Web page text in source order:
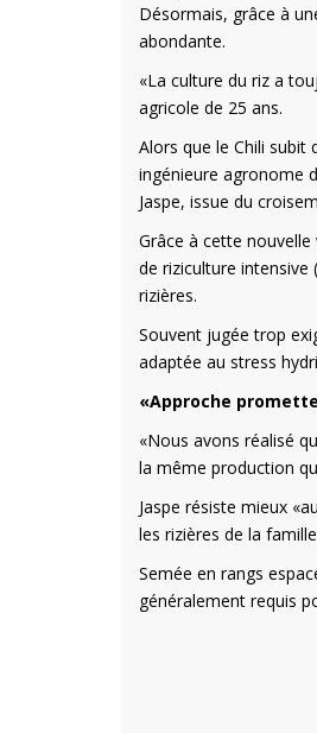
Désormais, grâce à
abondante.
«La culture du riz a
agricole de 25 ans.
Alors que le Chili subit
ingénieure agronome
Jaspe, issue du
Grâce à cette
de riziculture intensive
rizières.
Souvent jugée trop
adaptée au stress
«Approche
«Nous avons réalisé
la même production
Jaspe résiste mieux
les rizières de la
Semée en rangs
généralement requis